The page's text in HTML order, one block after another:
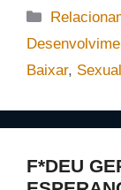
Categorias
Baixar,
F*DEU